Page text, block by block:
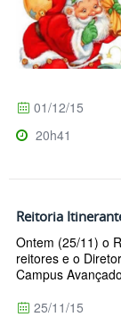
01/12/15
20h41
Reitoria
Ontem (25/11) o
reitores e o
Campus
25/11/15